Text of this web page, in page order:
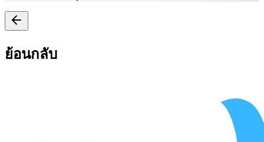
ย้อนกลับ